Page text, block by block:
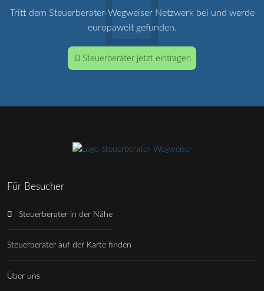
Tritt dem Steuerberater-Wegweiser Netzwerk bei und werde
europaweit gefunden.
Steuerberater jetzt eintragen
Für Besucher
Steuerberater in der Nähe
Steuerberater auf der Karte finden
Über uns